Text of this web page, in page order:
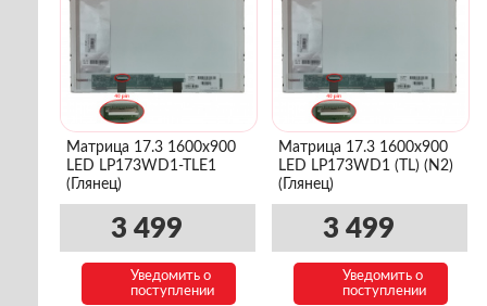
Матрица 17.3 1600x900
LED LP173WD1-TLE1
(Глянец)
3 499
Уведомить о
поступлении
Матрица 17.3 1600x900
LED LP173WD1 (TL) (N2)
(Глянец)
3 499
Уведомить о
поступлении